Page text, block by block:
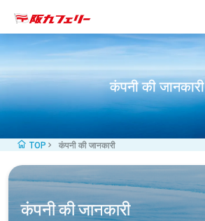
कंपनी की जानकारी
TOP कंपनी की जानकारी
कंपनी की जानकारी